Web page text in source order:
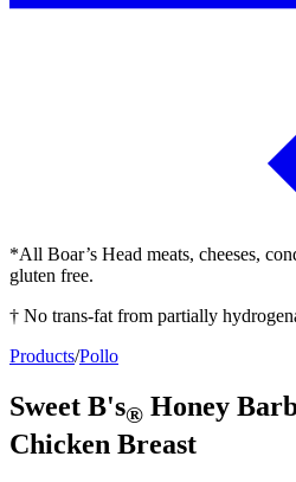
*All Boar’s Head meats, cheeses,
gluten free.
† No trans-fat from partially
Products/Pollo
Sweet B's® Honey
Chicken Breast